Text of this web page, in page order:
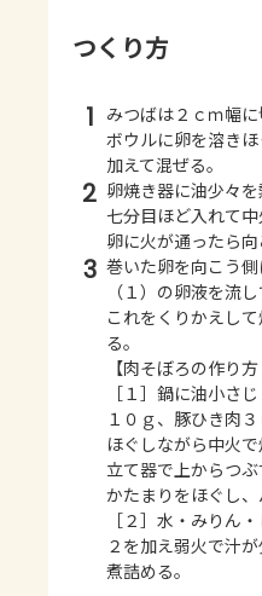
つくり方
1 みつばは２ｃｍ幅に
ボウルに卵を溶きほ
加えて混ぜる。
2 卵焼き器に油少々
七分目ほど入れて中
卵に火が通ったら向
3 巻いた卵を向こう側
（１）の卵液を流し
これをくりかえし
る。
【肉そぼろの作り
［１］鍋に油小さ
１０ｇ、豚ひき肉
ほぐしながら中火
立て器で上からつ
かたまりをほぐし、
［２］水・みりん
２を加え弱火で汁
煮詰める。